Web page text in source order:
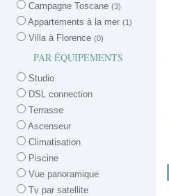
Campagne Toscane (3)
Appartements à la mer (1)
Villa à Florence (0)
PAR ÉQUIPEMENTS
Studio
DSL connection
Terrasse
Ascenseur
Climatisation
Piscine
Vue panoramique
Tv par satellite